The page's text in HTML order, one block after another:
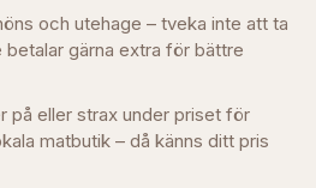
och utehage – tveka inte att ta
gärna extra för bättre
på eller strax under priset för
matbutik – då känns ditt pris